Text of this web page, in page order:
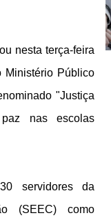
nesta terça-feira
Ministério Público
"Justiça
nas escolas
servidores da
(SEEC) como